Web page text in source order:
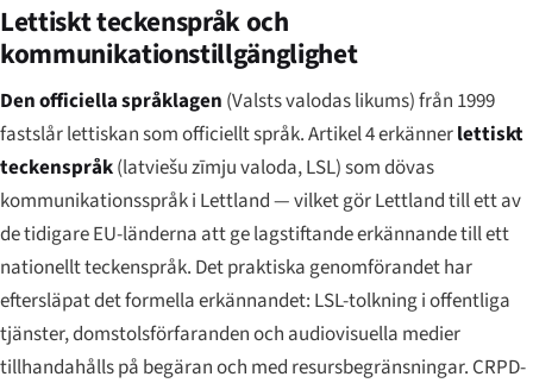
Lettiskt teckenspråk och
kommunikationstillgänglighet
Den officiella språklagen (Valsts valodas likums) från 1999
fastslår lettiskan som officiellt språk. Artikel 4 erkännerlettiskt
teckenspråk(latviešu zīmju valoda, LSL) som dövas
kommunikationsspråk i Lettland — vilket gör Lettland till ett av
de tidigare EU-länderna att ge lagstiftande erkännande till ett
nationellt teckenspråk. Det praktiska genomförandet har
eftersläpat det formella erkännandet: LSL-tolkning i offentliga
tjänster, domstolsförfaranden och audiovisuella medier
tillhandahålls på begäran och med resursbegränsningar. CRPD-